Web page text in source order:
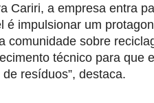
Cariri, a empresa entra
é impulsionar um
comunidade sobre
técnico para que
resíduos”, destaca.